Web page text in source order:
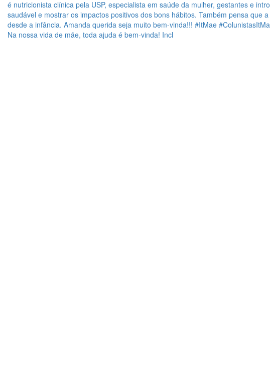
Na nossa vida de mãe, toda ajuda é bem-vinda! Incl